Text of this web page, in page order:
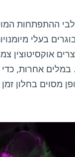
ההתפתחות
בעלי
אוקסיטוצין
אחרות, כדי
מסוים בחלון